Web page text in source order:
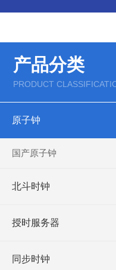
产品分类
PRODUCT
原子钟
国产原子钟
北斗时钟
授时服务器
同步时钟